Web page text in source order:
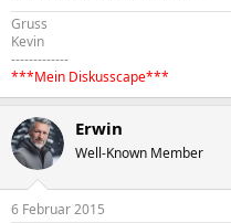
Gruss
Kevin
-------------
***Mein Diskusscape***
Erwin
Well-Known Member
6 Februar 2015